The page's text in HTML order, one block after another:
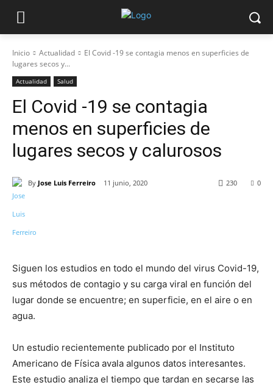
Inicio Actualidad
El Covid -19 se contagia menos en superficies de
lugares secos y...
Actualidad Salud
El Covid -19 se contagia
menos en superficies de
lugares secos y calurosos
By Jose Luis Ferreiro 11 junio, 2020 0
230
Siguen los estudios en todo el mundo del virus Covid-19,
sus métodos de contagio y su carga viral en función del
lugar donde se encuentre; en superficie, en el aire o en
agua.
Un estudio recientemente publicado por el Instituto
Americano de Física avala algunos datos interesantes.
Este estudio analiza el tiempo que tardan en secarse las